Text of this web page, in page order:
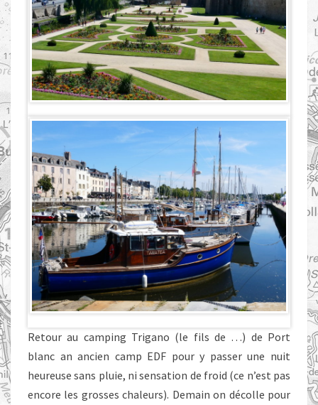
Retour au camping Trigano (le fils de …) de Port
blanc an ancien camp EDF pour y passer une nuit
heureuse sans pluie, ni sensation de froid (ce n’est pas
encore les grosses chaleurs). Demain on décolle pour